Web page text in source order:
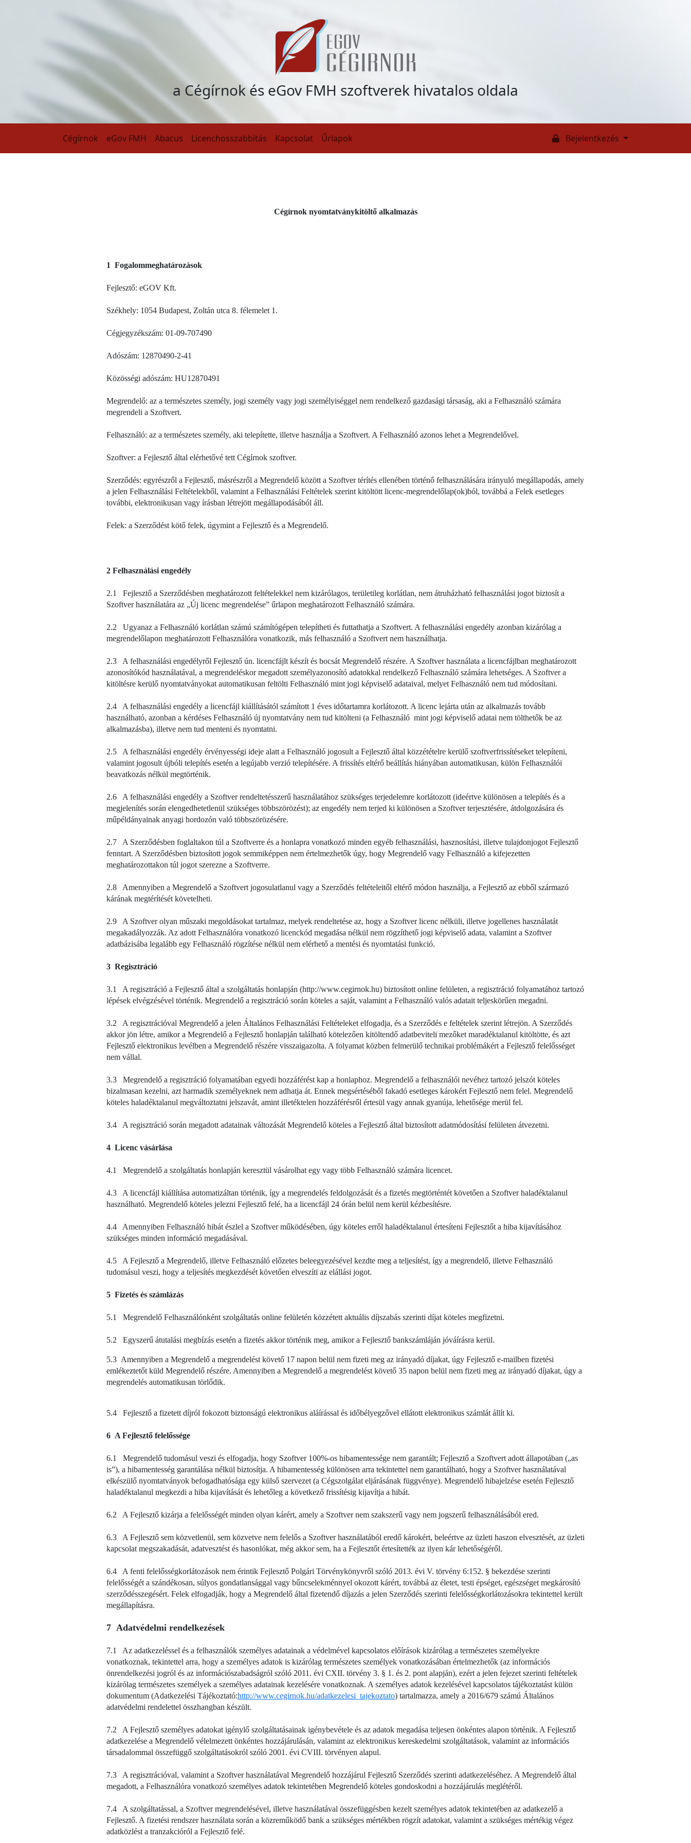
a Cégírnok és eGov FMH szoftverek hivatalos oldala
Cégírnok eGov FMH Abacus Licenchosszabbítás Kapcsolat Űrlapok Bejelentkezés
Cégírnok nyomtatványkitöltő alkalmazás
1 Fogalommeghatározások
Fejlesztő: eGOV Kft.
Székhely: 1054 Budapest, Zoltán utca 8. félemelet 1.
Cégjegyzékszám: 01-09-707490
Adószám: 12870490-2-41
Közösségi adószám: HU12870491
Megrendelő: az a természetes személy, jogi személy vagy jogi személyiséggel nem rendelkező gazdasági társaság, aki a Felhasználó számára
megrendeli a Szoftvert.
Felhasználó: az a természetes személy, aki telepítette, illetve használja a Szoftvert. A Felhasználó azonos lehet a Megrendelővel.
Szoftver: a Fejlesztő által elérhetővé tett Cégírnok szoftver.
Szerződés: egyrészről a Fejlesztő, másrészről a Megrendelő között a Szoftver térítés ellenében történő felhasználására irányuló megállapodás, amely
a jelen Felhasználási Feltételekből, valamint a Felhasználási Feltételek szerint kitöltött licenc-megrendelőlap(ok)ból, továbbá a Felek esetleges
további, elektronikusan vagy írásban létrejött megállapodásából áll.
Felek: a Szerződést kötő felek, úgymint a Fejlesztő és a Megrendelő.
2 Felhasználási engedély
2.1 Fejlesztő a Szerződésben meghatározott feltételekkel nem kizárólagos, területileg korlátlan, nem átruházható felhasználási jogot biztosít a
Szoftver használatára az „Új licenc megrendelése” űrlapon meghatározott Felhasználó számára.
2.2 Ugyanaz a Felhasználó korlátlan számú számítógépen telepítheti és futtathatja a Szoftvert. A felhasználási engedély azonban kizárólag a
megrendelőlapon meghatározott Felhasználóra vonatkozik, más felhasználó a Szoftvert nem használhatja.
2.3 A felhasználási engedélyről Fejlesztő ún. licencfájlt készít és bocsát Megrendelő részére. A Szoftver használata a licencfájlban meghatározott
azonosítókód használatával, a megrendeléskor megadott személyazonosító adatokkal rendelkező Felhasználó számára lehetséges. A Szoftver a
kitöltésre kerülő nyomtatványokat automatikusan feltölti Felhasználó mint jogi képviselő adataival, melyet Felhasználó nem tud módosítani.
2.4 A felhasználási engedély a licencfájl kiállításától számított 1 éves időtartamra korlátozott. A licenc lejárta után az alkalmazás tovább
használható, azonban a kérdéses Felhasználó új nyomtatvány nem tud kitölteni (a Felhasználó mint jogi képviselő adatai nem tölthetők be az
alkalmazásba), illetve nem tud menteni és nyomtatni.
2.5 A felhasználási engedély érvényességi ideje alatt a Felhasználó jogosult a Fejlesztő által közzétételre kerülő szoftverfrissítéseket telepíteni,
valamint jogosult újbóli telepítés esetén a legújabb verzió telepítésére. A frissítés eltérő beállítás hiányában automatikusan, külön Felhasználói
beavatkozás nélkül megtörténik.
2.6 A felhasználási engedély a Szoftver rendeltetésszerű használatához szükséges terjedelemre korlátozott (ideértve különösen a telepítés és a
megjelenítés során elengedhetetlenül szükséges többszörözést); az engedély nem terjed ki különösen a Szoftver terjesztésére, átdolgozására és
műpéldányainak anyagi hordozón való többszörözésére.
2.7 A Szerződésben foglaltakon túl a Szoftverre és a honlapra vonatkozó minden egyéb felhasználási, hasznosítási, illetve tulajdonjogot Fejlesztő
fenntart. A Szerződésben biztosított jogok semmiképpen nem értelmezhetők úgy, hogy Megrendelő vagy Felhasználó a kifejezetten
meghatározottakon túl jogot szerezne a Szoftverre.
2.8 Amennyiben a Megrendelő a Szoftvert jogosulatlanul vagy a Szerződés feltételeitől eltérő módon használja, a Fejlesztő az ebből származó
kárának megtérítését követelheti.
2.9 A Szoftver olyan műszaki megoldásokat tartalmaz, melyek rendeltetése az, hogy a Szoftver licenc nélküli, illetve jogellenes használatát
megakadályozzák. Az adott Felhasználóra vonatkozó licenckód megadása nélkül nem rögzíthető jogi képviselő adata, valamint a Szoftver
adatbázisába legalább egy Felhasználó rögzítése nélkül nem elérhető a mentési és nyomtatási funkció.
3 Regisztráció
3.1 A regisztráció a Fejlesztő által a szolgáltatás honlapján (http://www.cegirnok.hu) biztosított online felületen, a regisztráció folyamatához tartozó
lépések elvégzésével történik. Megrendelő a regisztráció során köteles a saját, valamint a Felhasználó valós adatait teljeskörűen megadni.
3.2 A regisztrációval Megrendelő a jelen Általános Felhasználási Feltételeket elfogadja, és a Szerződés e feltételek szerint létrejön. A Szerződés
akkor jön létre, amikor a Megrendelő a Fejlesztő honlapján található kötelezően kitöltendő adatbeviteli mezőket maradéktalanul kitöltötte, és azt
Fejlesztő elektronikus levélben a Megrendelő részére visszaigazolta. A folyamat közben felmerülő technikai problémákért a Fejlesztő felelősséget
nem vállal.
3.3 Megrendelő a regisztráció folyamatában egyedi hozzáférést kap a honlaphoz. Megrendelő a felhasználói nevéhez tartozó jelszót köteles
bizalmasan kezelni, azt harmadik személyeknek nem adhatja át. Ennek megsértéséből fakadó esetleges károkért Fejlesztő nem felel. Megrendelő
köteles haladéktalanul megváltoztatni jelszavát, amint illetéktelen hozzáférésről értesül vagy annak gyanúja, lehetősége merül fel.
3.4 A regisztráció során megadott adatainak változását Megrendelő köteles a Fejlesztő által biztosított adatmódosítási felületen átvezetni.
4 Licenc vásárlása
4.1 Megrendelő a szolgáltatás honlapján keresztül vásárolhat egy vagy több Felhasználó számára licencet.
4.3 A licencfájl kiállítása automatizáltan történik, így a megrendelés feldolgozását és a fizetés megtörténtét követően a Szoftver haladéktalanul
használható. Megrendelő köteles jelezni Fejlesztő felé, ha a licencfájl 24 órán belül nem kerül kézbesítésre.
4.4 Amennyiben Felhasználó hibát észlel a Szoftver működésében, úgy köteles erről haladéktalanul értesíteni Fejlesztőt a hiba kijavításához
szükséges minden információ megadásával.
4.5 A Fejlesztő a Megrendelő, illetve Felhasználó előzetes beleegyezésével kezdte meg a teljesítést, így a megrendelő, illetve Felhasználó
tudomásul veszi, hogy a teljesítés megkezdését követően elveszíti az elállási jogot.
5 Fizetés és számlázás
5.1 Megrendelő Felhasználónként szolgáltatás online felületén közzétett aktuális díjszabás szerinti díjat köteles megfizetni.
5.2 Egyszerű átutalási megbízás esetén a fizetés akkor történik meg, amikor a Fejlesztő bankszámláján jóváírásra kerül.
5.3 Amennyiben a Megrendelő a megrendelést követő 17 napon belül nem fizeti meg az irányadó díjakat, úgy Fejlesztő e-mailben fizetési
emlékeztetőt küld Megrendelő részére. Amennyiben a Megrendelő a megrendelést követő 35 napon belül nem fizeti meg az irányadó díjakat, úgy a
megrendelés automatikusan törlődik.
5.4 Fejlesztő a fizetett díjról fokozott biztonságú elektronikus aláírással és időbélyegzővel ellátott elektronikus számlát állít ki.
6 A Fejlesztő felelőssége
6.1 Megrendelő tudomásul veszi és elfogadja, hogy Szoftver 100%-os hibamentessége nem garantált; Fejlesztő a Szoftvert adott állapotában („as
is”), a hibamentesség garantálása nélkül biztosítja. A hibamentesség különösen arra tekintettel nem garantálható, hogy a Szoftver használatával
elkészülő nyomtatványok befogadhatósága egy külső szervezet (a Cégszolgálat eljárásának függvénye). Megrendelő hibajelzése esetén Fejlesztő
haladéktalanul megkezdi a hiba kijavítását és lehetőleg a következő frissítésig kijavítja a hibát.
6.2 A Fejlesztő kizárja a felelősségét minden olyan kárért, amely a Szoftver nem szakszerű vagy nem jogszerű felhasználásából ered.
6.3 A Fejlesztő sem közvetlenül, sem közvetve nem felelős a Szoftver használatából eredő károkért, beleértve az üzleti haszon elvesztését, az üzleti
kapcsolat megszakadását, adatvesztést és hasonlókat, még akkor sem, ha a Fejlesztőt értesítették az ilyen kár lehetőségéről.
6.4 A fenti felelősségkorlátozások nem érintik Fejlesztő Polgári Törvénykönyvről szóló 2013. évi V. törvény 6:152. § bekezdése szerinti
felelősségét a szándékosan, súlyos gondatlansággal vagy bűncselekménnyel okozott kárért, továbbá az életet, testi épséget, egészséget megkárosító
szerződésszegésért. Felek elfogadják, hogy a Megrendelő által fizetendő díjazás a jelen Szerződés szerinti felelősségkorlátozásokra tekintettel került
megállapításra.
7 Adatvédelmi rendelkezések
7.1 Az adatkezeléssel és a felhasználók személyes adatainak a védelmével kapcsolatos előírások kizárólag a természetes személyekre
vonatkoznak, tekintettel arra, hogy a személyes adatok is kizárólag természetes személyek vonatkozásában értelmezhetők (az információs
önrendelkezési jogról és az információszabadságról szóló 2011. évi CXII. törvény 3. § 1. és 2. pont alapján), ezért a jelen fejezet szerinti feltételek
kizárólag természetes személyek a személyes adatainak kezelésére vonatkoznak. A személyes adatok kezelésével kapcsolatos tájékoztatást külön
dokumentum (Adatkezelési Tájékoztató:http://www.cegirnok.hu/adatkezelesi_tajekoztato) tartalmazza, amely a 2016/679 számú Általános
adatvédelmi rendelettel összhangban készült.
7.2 A Fejlesztő személyes adatokat igénylő szolgáltatásainak igénybevétele és az adatok megadása teljesen önkéntes alapon történik. A Fejlesztő
adatkezelése a Megrendelő vélelmezett önkéntes hozzájárulásán, valamint az elektronikus kereskedelmi szolgáltatások, valamint az információs
társadalommal összefüggő szolgáltatásokról szóló 2001. évi CVIII. törvényen alapul.
7.3 A regisztrációval, valamint a Szoftver használatával Megrendelő hozzájárul Fejlesztő Szerződés szerinti adatkezeléséhez. A Megrendelő által
megadott, a Felhasználóra vonatkozó személyes adatok tekintetében Megrendelő köteles gondoskodni a hozzájárulás meglétéről.
7.4 A szolgáltatással, a Szoftver megrendelésével, illetve használatával összefüggésben kezelt személyes adatok tekintetében az adatkezelő a
Fejlesztő. A fizetési rendszer használata során a közreműködő bank a szükséges mértékben rögzít adatokat, valamint a szükséges mértékig végez
adatközlést a tranzakcióról a Fejlesztő felé.